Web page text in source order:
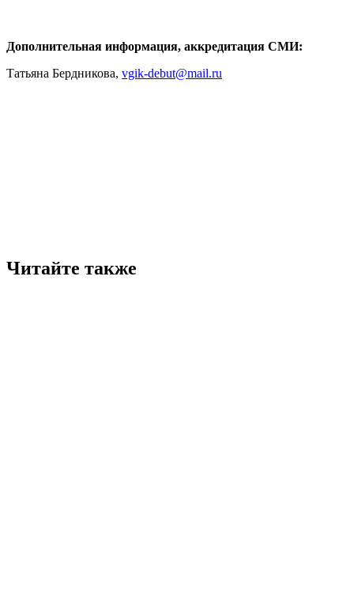
Дополнительная информация, аккредитация СМИ:
Татьяна Бердникова, vgik-debut@mail.ru
Читайте также